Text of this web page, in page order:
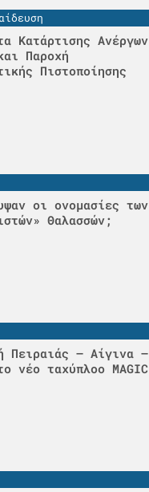
Κατάρτισης Ανέργων
Παροχή
Πιστοποίησης
οι ονομασίες των
Θαλασσών;
Πειραιάς – Αίγινα –
νέο ταχύπλοο MAGIC